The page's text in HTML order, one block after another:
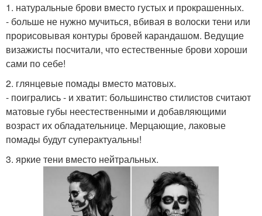
1. натуральные брови вместо густых и прокрашенных.
- больше не нужно мучиться, вбивая в волоски тени или
прорисовывая контуры бровей карандашом. Ведущие
визажисты посчитали, что естественные брови хороши
сами по себе!
2. глянцевые помады вместо матовых.
- поигрались - и хватит: большинство стилистов считают
матовые губы неестественными и добавляющими
возраст их обладательнице. Мерцающие, лаковые
помады будут суперактуальны!
3. яркие тени вместо нейтральных.